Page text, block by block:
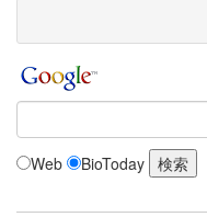
Web BioToday